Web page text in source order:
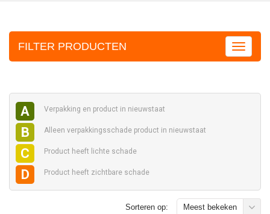
FILTER PRODUCTEN
A Verpakking en product in nieuwstaat
B Alleen verpakkingsschade product in nieuwstaat
C Product heeft lichte schade
D Product heeft zichtbare schade
Sorteren op: Meest bekeken